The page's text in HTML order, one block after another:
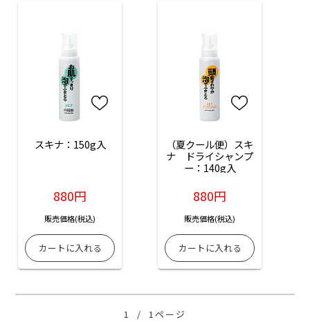
スキナ：150g入
880円
販売価格(税込)
（夏クール便）スキ
ナ　ドライシャンプ
ー：140g入
880円
販売価格(税込)
1 / 1ページ